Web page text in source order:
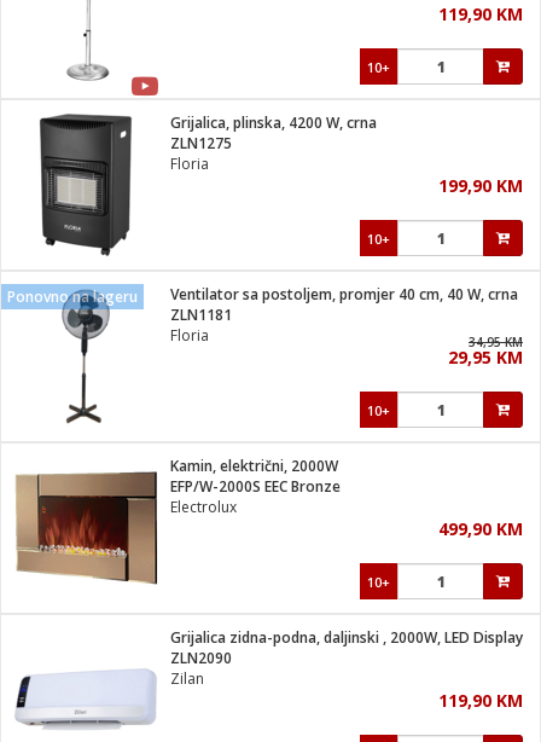
119,90 KM
10+
Grijalica, plinska, 4200 W, crna
ZLN1275
Floria
199,90 KM
10+
Ponovno na lageru
Ventilator sa postoljem, promjer 40 cm, 40 W, crna
ZLN1181
Floria
34,95 KM
29,95 KM
10+
Kamin, električni, 2000W
EFP/W-2000S EEC Bronze
Electrolux
499,90 KM
10+
Grijalica zidna-podna, daljinski , 2000W, LED Display
ZLN2090
Zilan
119,90 KM